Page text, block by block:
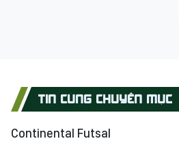
TIN CÙNG CHUYÊN MỤC
Continental Futsal